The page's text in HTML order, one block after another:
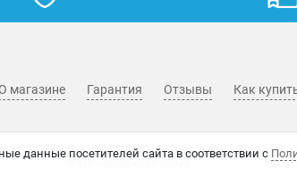
данные посетителей сайта в соответствии с
О магазине Гарантия Отзывы Как